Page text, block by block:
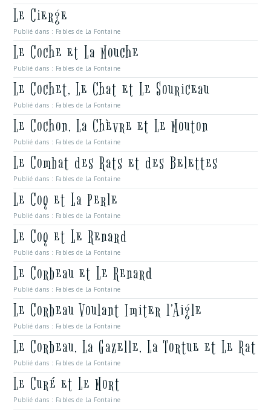
Le Cierge
Publié dans : Fables de La Fontaine
Le Coche et La Mouche
Publié dans : Fables de La Fontaine
Le Cochet, Le Chat et Le Souriceau
Publié dans : Fables de La Fontaine
Le Cochon, La Chèvre et Le Mouton
Publié dans : Fables de La Fontaine
Le Combat des Rats et des Belettes
Publié dans : Fables de La Fontaine
Le Coq et La Perle
Publié dans : Fables de La Fontaine
Le Coq et Le Renard
Publié dans : Fables de La Fontaine
Le Corbeau et Le Renard
Publié dans : Fables de La Fontaine
Le Corbeau Voulant Imiter l’Aigle
Publié dans : Fables de La Fontaine
Le Corbeau, La Gazelle, La Tortue et Le Rat
Publié dans : Fables de La Fontaine
Le Curé et Le Mort
Publié dans : Fables de La Fontaine